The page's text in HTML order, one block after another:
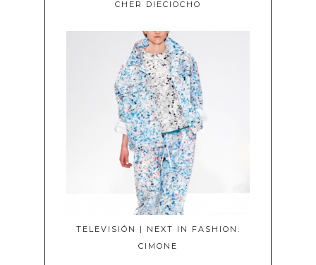
CHER DIECIOCHO
TELEVISIÓN | NEXT IN FASHION:
CIMONE